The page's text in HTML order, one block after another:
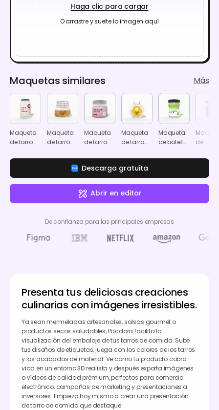
Haga clic para cargar
O arrastre y suelte la imagen aquí
Maquetas similares Más
Maqueta
de tarro
Maqueta
de tarro
de cristal
Maqueta
de tarro
de miel
Maqueta
de tarro
Maqueta
de botella
de miel
de tarro
de
Descarga gratuita
Abrir en editor
De confianza para las principales empresas
Presenta tus deliciosas creaciones
culinarias con imágenes irresistibles.
Ya sean mermeladas artesanales, salsas gourmet o
productos secos saludables, Pacdora facilita la
visualización del embalaje de tus tarros de comida. Sube
tus diseños de etiquetas, juega con los colores de los tarros
y los acabados de material. Ve cómo tu producto cobra
vida en un entorno 3D realista y después exporta imágenes
o vídeos de calidad prémium, perfectos para comercio
electrónico, campañas de marketing y presentaciones a
inversores. Empieza hoy mismo a crear una presentación
de tarro de comida que destaque.